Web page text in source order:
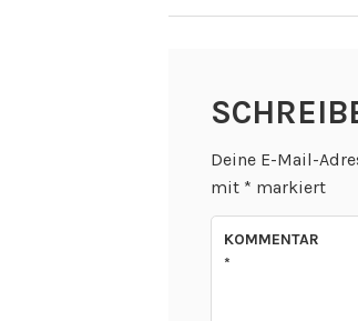
Deine E-Mail-
mit * markiert
KOMMENTAR
*